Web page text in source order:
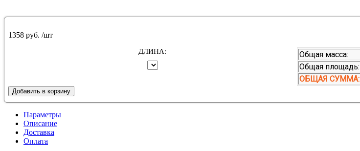
1358 руб. /шт
ДЛИНА: Общая масса:
Общая площадь:
ОБЩАЯ СУММА:
Добавить в корзину
Параметры
Описание
Доставка
Оплата